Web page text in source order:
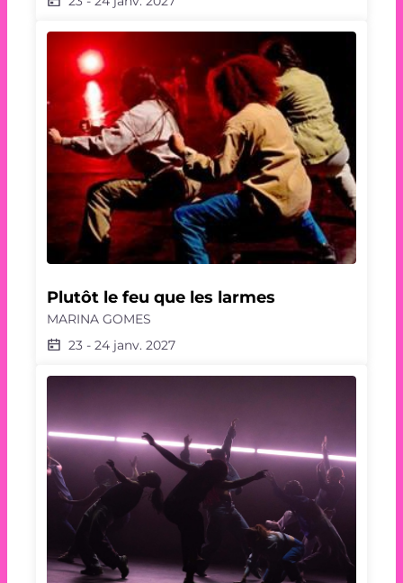
Plutôt le feu que les larmes
MARINA GOMES
23 - 24 janv. 2027